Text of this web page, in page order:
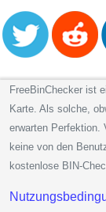
FreeBinChecker ist
Karte. Als solche,
erwarten Perfektion.
keine von den
kostenlose BIN-